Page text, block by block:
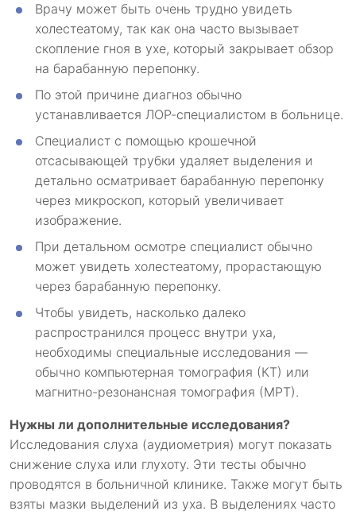
Врачу может быть очень трудно увидеть
холестеатому, так как она часто вызывает
скопление гноя в ухе, который закрывает обзор
на барабанную перепонку.
По этой причине диагноз обычно
устанавливается ЛОР-специалистом в больнице.
Специалист с помощью крошечной
отсасывающей трубки удаляет выделения и
детально осматривает барабанную перепонку
через микроскоп, который увеличивает
изображение.
При детальном осмотре специалист обычно
может увидеть холестеатому, прорастающую
через барабанную перепонку.
Чтобы увидеть, насколько далеко
распространился процесс внутри уха,
необходимы специальные исследования —
обычно компьютерная томография (КТ) или
магнитно-резонансная томография (МРТ).
Нужны ли дополнительные исследования?
Исследования слуха (аудиометрия) могут показать
снижение слуха или глухоту. Эти тесты обычно
проводятся в больничной клинике. Также могут быть
взяты мазки выделений из уха. В выделениях часто